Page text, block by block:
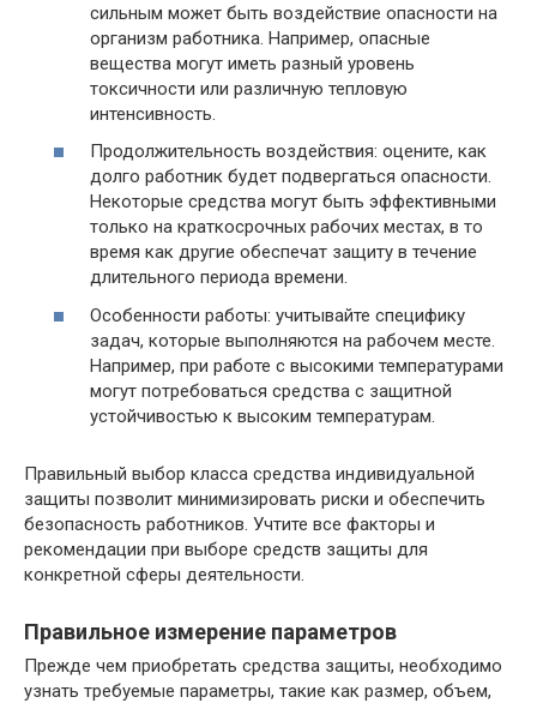
сильным может быть воздействие опасности на
организм работника. Например, опасные
вещества могут иметь разный уровень
токсичности или различную тепловую
интенсивность.
Продолжительность воздействия: оцените, как
долго работник будет подвергаться опасности.
Некоторые средства могут быть эффективными
только на краткосрочных рабочих местах, в то
время как другие обеспечат защиту в течение
длительного периода времени.
Особенности работы: учитывайте специфику
задач, которые выполняются на рабочем месте.
Например, при работе с высокими температурами
могут потребоваться средства с защитной
устойчивостью к высоким температурам.
Правильный выбор класса средства индивидуальной
защиты позволит минимизировать риски и обеспечить
безопасность работников. Учтите все факторы и
рекомендации при выборе средств защиты для
конкретной сферы деятельности.
Правильное измерение параметров
Прежде чем приобретать средства защиты, необходимо
узнать требуемые параметры, такие как размер, объем,